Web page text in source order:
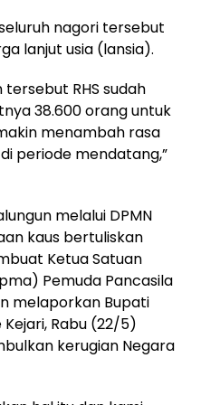
nagori tersebut
lanjut usia (lansia).
RHS sudah
38.600 orang untuk
menambah rasa
periode mendatang,”
melalui DPMN
kaus bertuliskan
Ketua Satuan
Pemuda Pancasila
melaporkan Bupati
Kejari, Rabu (22/5)
kerugian Negara